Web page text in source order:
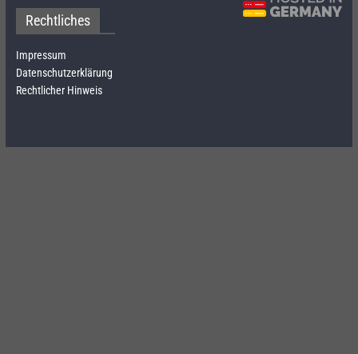
Rechtliches
Impressum
Datenschutzerklärung
Rechtlicher Hinweis